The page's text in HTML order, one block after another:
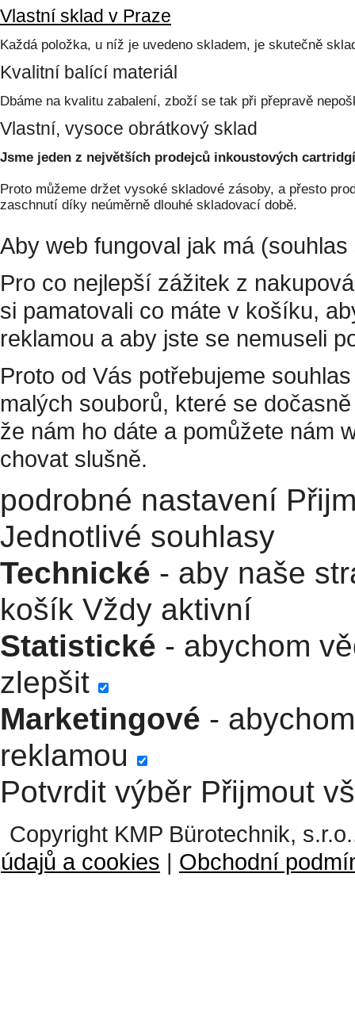
Vlastní sklad v Praze
Každá položka, u níž je uvedeno skladem, je skutečně
Kvalitní balící materiál
Dbáme na kvalitu zabalení, zboží se tak při přepravě
Vlastní, vysoce obrátkový sklad
Jsme jeden z největších prodejců inkoustových
Proto můžeme držet vysoké skladové zásoby, a přesto
zaschnutí díky neúměrně dlouhé skladovací době.
Aby web fungoval jak má
Pro co nejlepší zážitek z
si pamatovali co máte v košíku,
reklamou a aby jste se nemuseli
Proto od Vás potřebujeme
malých souborů, které se
že nám ho dáte a pomůžete nám
chovat slušně.
podrobné nastavení
Jednotlivé souhlasy
Technické - aby naše
košík Vždy aktivní
Statistické - abychom
zlepšit
Marketingové -
reklamou
Potvrdit výběr Přijmout
Copyright KMP Bürotechnik,
údajů a cookies | Obchodní